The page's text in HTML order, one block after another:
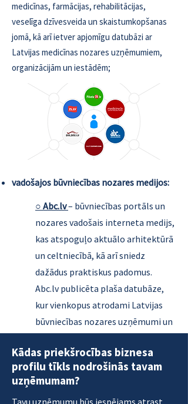
medicīnas, farmācijas, rehabilitācijas,
veselīga dzīvesveida un skaistumkopšanas
jomā, kā arī ietver apjomīgu datubāzi ar
Latvijas medicīnas nozares uzņēmumiem,
organizācijām un iestādēm;
vadošajos būvniecības nozares medijos:
○ Abc.lv– būvniecības portāls un
nozares vadošais interneta medijs,
kas atspoguļo aktuālo arhitektūrā
un celtniecībā, kā arī sniedz
dažādus praktiskus padomus.
Abc.lv publicēta plaša datubāze,
kur vienkopus atrodami Latvijas
būvniecības nozares uzņēmumi un
○ Building.lv– Latvijas būvniecības
portāls, kas būs noderīgs visiem,
kas interesējas par būvniecības
Kādas priekšrocības biznesa
profilu tīkls nodrošinās tavam
uzņēmumam?
Tavu uzņēmumu būs iespējams atrast